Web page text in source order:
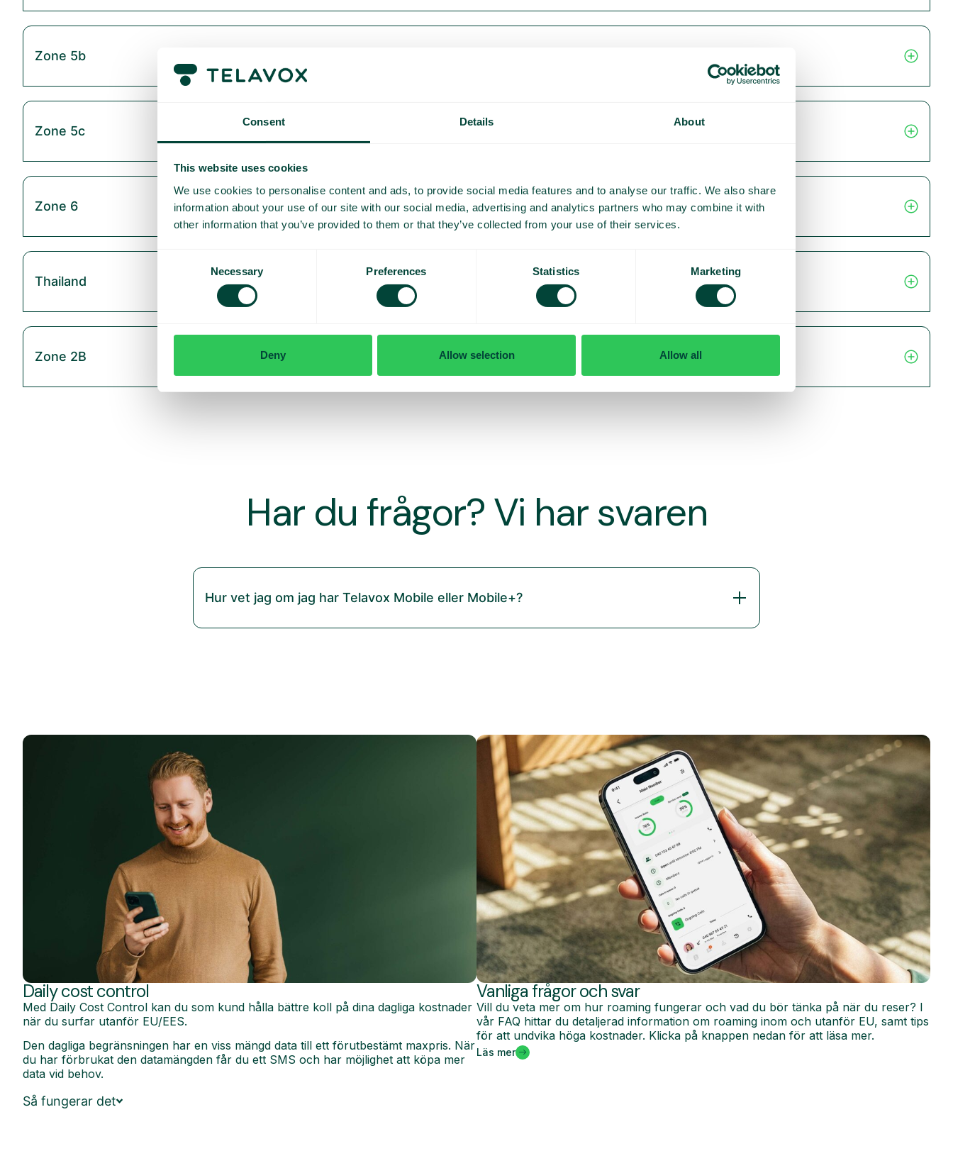
Consent Details About
This website uses cookies
We use cookies to personalise content and ads, to provide social media features and to analyse our traffic. We also share
information about your use of our site with our social media, advertising and analytics partners who may combine it with
other information that you’ve provided to them or that they’ve collected from your use of their services.
Necessary Preferences Statistics Marketing
Deny Allow selection Allow all
Zone 5b
Zone 5c
Zone 6
Thailand
Zone 2B
Har du frågor? Vi har svaren
Hur vet jag om jag har Telavox Mobile eller Mobile+?
Daily cost control
Med Daily Cost Control kan du som kund hålla bättre koll på dina dagliga kostnader
när du surfar utanför EU/EES.
Den dagliga begränsningen har en viss mängd data till ett förutbestämt maxpris. När
du har förbrukat den datamängden får du ett SMS och har möjlighet att köpa mer
data vid behov.
Så fungerar det
Vanliga frågor och svar
Vill du veta mer om hur roaming fungerar och vad du bör tänka på när du reser? I
vår FAQ hittar du detaljerad information om roaming inom och utanför EU, samt tips
för att undvika höga kostnader. Klicka på knappen nedan för att läsa mer.
Läs mer